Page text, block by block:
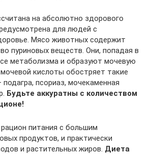
на абсолютно здорового
для людей с
Мясо животных содержит
пуриновых веществ. Они, попадая в
метаболизма и образуют мочевую
кислоты обостряет такие
псориаз, мочекаменная
Будьте аккуратны с количеством
питания с большим
продуктов, и практически
и растительных жиров. Диета